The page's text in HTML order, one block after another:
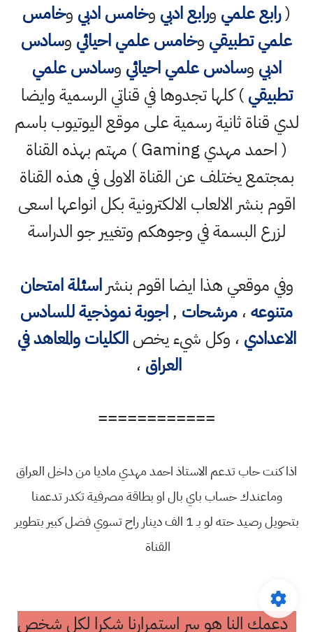
(رابع علمي ورابع ادبي وخامس ادبي وخامس
علمي تطبيقي وخامس علمي احيائي وسادس
ادبي وسادس علمي احيائي وسادس علمي
تطبيقي) كلها تجدوها في قناتي الرسمية وايضا
لدي قناة ثانية رسمية على موقع اليوتيوب باسم
( احمد مهدي Gaming ) مهتم بهذه القناة
بمجتمع يختلف عن القناة الاولى في هذه القناة
اقوم بنشر الالعاب الالكترونية بكل انواعها اسعى
لزرع البسمة في وجوهكم وتغيير جو الدراسة
وفي موقعي هذا ايضا اقوم بنشراسئلة امتحان
متنوعه،مرشحات ,اجوبة نموذجية للسادس
الاعدادي ، وكل شيء يخصالكليات والمعاهد في
العراق ،
============
اذا كنت حاب تدعم الاستاذ احمد مهدي ماديا من داخل العراق
وماعندك حساب باي بال او بطاقة مصرفية تكدر تدعمنا
بتحويل رصيد حته لو بـ 1 الف دينار راح تسوي فضل كبير بتطوير
القناة
دعمك النا هو سر استمرارنا شكرا لكل شخص